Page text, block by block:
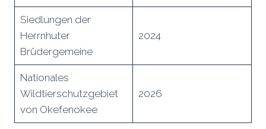
Siedlungen der
Herrnhuter
Brüdergemeine
2024
Nationales
Wildtierschutzgebiet
von Okefenokee
2026